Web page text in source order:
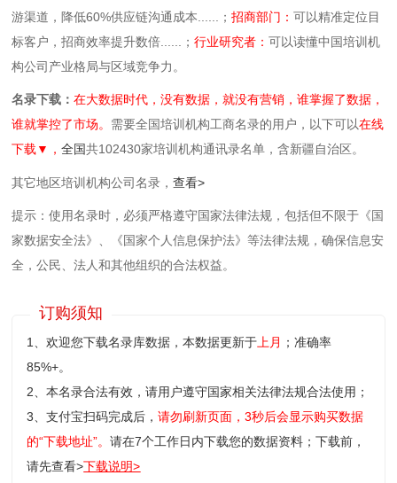
游渠道，降低60%供应链沟通成本......；招商部门：可以精准定位目
标客户，招商效率提升数倍......；行业研究者：可以读懂中国培训机
构公司产业格局与区域竞争力。
名录下载：在大数据时代，没有数据，就没有营销，谁掌握了数据，
谁就掌控了市场。 需要全国培训机构工商名录的用户，以下可以在线
下载▼，全国共102430家培训机构通讯录名单，含新疆自治区。
其它地区培训机构公司名录，查看>
提示：使用名录时，必须严格遵守国家法律法规，包括但不限于《国
家数据安全法》、《国家个人信息保护法》等‌法律法规，确保信息安
全，公民、法人和其他组织的合法权益。
订购须知
1、欢迎您下载名录库数据，本数据更新于 上月 ；准确率
85%+。
2、本名录合法有效，请用户遵守国家相关法律法规合法使用；
3、支付宝扫码完成后，请勿刷新页面，3秒后会显示购买数据
的“下载地址”。请在7个工作日内下载您的数据资料；下载前，
请先查看>下载说明>